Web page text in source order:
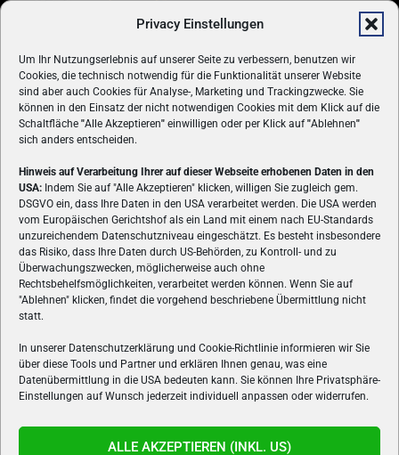
Privacy Einstellungen
Um Ihr Nutzungserlebnis auf unserer Seite zu verbessern, benutzen wir
Cookies, die technisch notwendig für die Funktionalität unserer Website
sind aber auch Cookies für Analyse-, Marketing und Trackingzwecke. Sie
können in den Einsatz der nicht notwendigen Cookies mit dem Klick auf die
Schaltfläche "Alle Akzeptieren" einwilligen oder per Klick auf"Ablehnen"
sich anders entscheiden.
Hinweis auf Verarbeitung Ihrer auf dieser Webseite erhobenen Daten in den
USA: Indem Sie auf "Alle Akzeptieren" klicken, willigen Sie zugleich gem.
DSGVO ein, dass Ihre Daten in den USA verarbeitet werden. Die USA werden
vom Europäischen Gerichtshof als ein Land mit einem nach EU-Standards
unzureichendem Datenschutzniveau eingeschätzt. Es besteht insbesondere
das Risiko, dass Ihre Daten durch US-Behörden, zu Kontroll- und zu
Überwachungszwecken, möglicherweise auch ohne
Rechtsbehelfsmöglichkeiten, verarbeitet werden können. Wenn Sie auf
"Ablehnen" klicken, findet die vorgehend beschriebene Übermittlung nicht
statt.
In unserer Datenschutzerklärung und Cookie-Richtlinie informieren wir Sie
über diese Tools und Partner und erklären Ihnen genau, was eine
Datenübermittlung in die USA bedeuten kann. Sie können Ihre Privatsphäre-
Einstellungen auf Wunsch jederzeit individuell anpassen oder widerrufen.
ALLE AKZEPTIEREN (INKL. US)
ÜBER UNS
VON GAMERN, FÜR GAMER! Gamers.at ist das älteste Online-
Spielemagazin Österreichs und bringt täglich aktuelle News,
Reviews und Videos zu PC- und Konsolenspielen, Gaming-
Hardware und aus der Welt des e-Sport's.
FOLGE UNS